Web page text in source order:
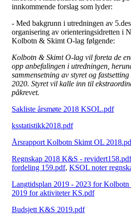
innkommende forslag som lyder:
- Med bakgrunn i utredningen av
organisering av orienteringsidretten i
Kolbotn & Skimt O-lag følgende:
Kolbotn & Skimt O-lag vil foreta de
opp anbefalingen i utredningen,
sammensetning av styret og
2020. Styret vil kalle inn til
påkrevet.
Sakliste årsmøte 2018 KSOL.pdf
ksstatistikk2018.pdf
Årsrapport Kolbotn Skimt OL 2018.pd
Regnskap 2018 K&S - revidert158.pdf
fordeling 159.pdf, KSOL noter
Langtidsplan 2019 - 2023 for
2019 for aktiviteter KS.pdf
Budsjett K&S 2019.pdf